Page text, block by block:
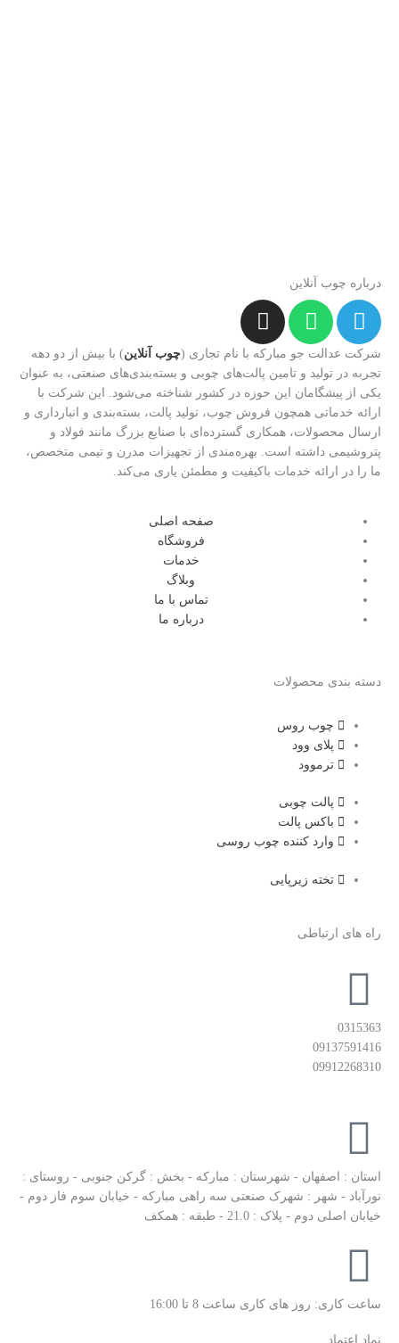
درباره چوب آنلاین
T
e
l
e
g
r
a
m
W
h
a
t
s
a
p
p
I
n
s
t
a
g
r
a
شرکت عدالت جو مبارکه با نام تجاری (چوب آنلاین) با بیش از دو دهه
تجربه در تولید و تامین پالت‌های چوبی و بسته‌بندی‌های صنعتی، به عنوان
یکی از پیشگامان این حوزه در کشور شناخته می‌شود. این شرکت با
ارائه خدماتی همچون فروش چوب، تولید پالت، بسته‌بندی و انبارداری و
ارسال محصولات، همکاری گسترده‌ای با صنایع بزرگ مانند فولاد و
پتروشیمی داشته است. بهره‌مندی از تجهیزات مدرن و تیمی متخصص،
ما را در ارائه خدمات باکیفیت و مطمئن یاری می‌کند.
صفحه اصلی
فروشگاه
خدمات
وبلاگ
تماس با ما
درباره ما
دسته بندی محصولات
چوب روس
پلای وود
ترموود
پالت چوبی
باکس پالت
وارد کننده چوب روسی
تخته زیرپایی
راه های ارتباطی
0315363
09137591416
09912268310
استان : اصفهان - شهرستان : مبارکه - بخش : گرکن جنوبی - روستای :
نورآباد - شهر : شهرک صنعتی سه راهی مبارکه - خیابان سوم فاز دوم -
خیابان اصلی دوم - پلاک : 21.0 - طبقه : همکف
ساعت کاری: روز های کاری ساعت 8 تا 16:00
نماد اعتماد